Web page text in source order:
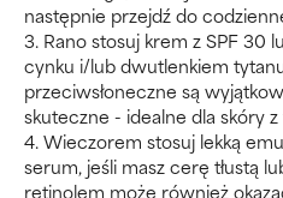
następnie przejdź do
3. Rano stosuj krem z SPF 30
cynku i/lub dwutlenkiem
przeciwsłoneczne są
skuteczne - idealne dla skóry
4. Wieczorem stosuj lekką
serum, jeśli masz cerę tłustą
retinolem może również